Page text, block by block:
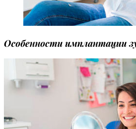
Особенности имплантации